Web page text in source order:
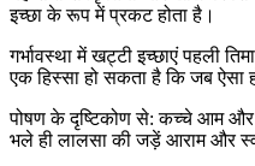
इच्छा के रूप में प्रकट होता है।
गर्भावस्था में खट्टी इच्छाएं पहली
एक हिस्सा हो सकता है कि जब ऐसा
पोषण के दृष्टिकोण से: कच्चे आम और
भले ही लालसा की जड़ें आराम और